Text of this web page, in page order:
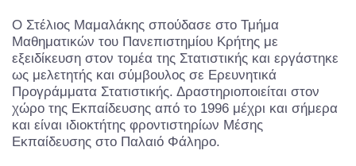
Ο Στέλιος Μαμαλάκης σπούδασε στο Τμήμα
Μαθηματικών του Πανεπιστημίου Κρήτης με
εξειδίκευση στον τομέα της Στατιστικής και εργάστηκε
ως μελετητής και σύμβουλος σε Ερευνητικά
Προγράμματα Στατιστικής. Δραστηριοποιείται στον
χώρο της Εκπαίδευσης από το 1996 μέχρι και σήμερα
και είναι ιδιοκτήτης φροντιστηρίων Μέσης
Εκπαίδευσης στο Παλαιό Φάληρο.